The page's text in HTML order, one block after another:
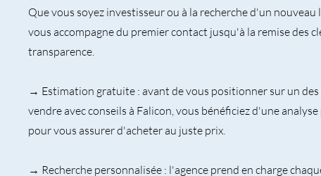
Que vous soyez investisseur ou à la recherche d'un nouveau
vous accompagne du premier contact jusqu'à la remise des
transparence.
→ Estimation gratuite : avant de vous positionner sur un
vendre avec conseils à Falicon, vous bénéficiez d'une
pour vous assurer d'acheter au juste prix.
→ Recherche personnalisée : l'agence prend en charge